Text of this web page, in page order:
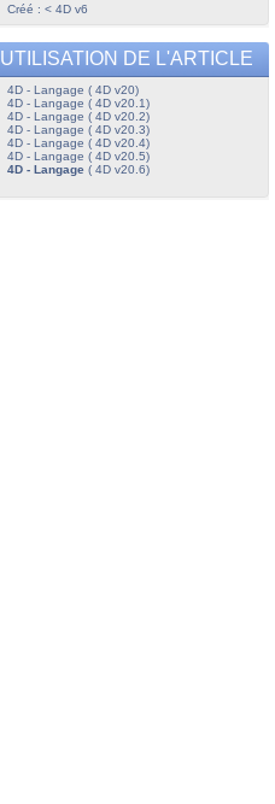
Créé : < 4D v6
UTILISATION DE L'ARTICLE
4D - Langage ( 4D v20)
4D - Langage ( 4D v20.1)
4D - Langage ( 4D v20.2)
4D - Langage ( 4D v20.3)
4D - Langage ( 4D v20.4)
4D - Langage ( 4D v20.5)
4D - Langage( 4D v20.6)